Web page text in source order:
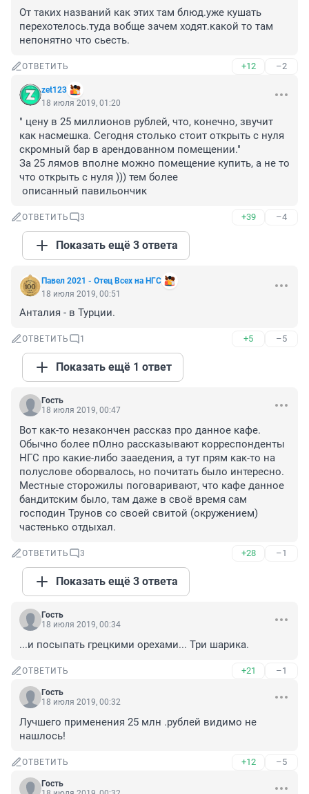
От таких названий как этих там блюд.уже кушать
перехотелось.туда вобще зачем ходят.какой то там
непонятно что сьесть.
ОТВЕТИТЬ +12 –2
zet123
18 июля 2019, 01:20
" цену в 25 миллионов рублей, что, конечно, звучит
как насмешка. Сегодня столько стоит открыть с нуля
скромный бар в арендованном помещении."
За 25 лямов вполне можно помещение купить, а не то
что открыть с нуля ))) тем более
описанный павильончик
ОТВЕТИТЬ 3 +39 –4
Показать ещё 3 ответа
Павел 2021 - Отец Всех на НГС
18 июля 2019, 00:51
Анталия - в Турции.
ОТВЕТИТЬ 1 +5 –5
Показать ещё 1 ответ
Гость
18 июля 2019, 00:47
Вот как-то незакончен рассказ про данное кафе.
Обычно более пОлно рассказывают корреспонденты
НГС про какие-либо зааедения, а тут прям как-то на
полуслове оборвалось, но почитать было интересно.
Местные сторожилы поговаривают, что кафе данное
бандитским было, там даже в своё время сам
господин Трунов со своей свитой (окружением)
частенько отдыхал.
ОТВЕТИТЬ 3 +28 –1
Показать ещё 3 ответа
Гость
18 июля 2019, 00:34
...и посыпать грецкими орехами... Три шарика.
ОТВЕТИТЬ +21 –1
Гость
18 июля 2019, 00:32
Лучшего применения 25 млн .рублей видимо не
нашлось!
ОТВЕТИТЬ +12 –5
Гость